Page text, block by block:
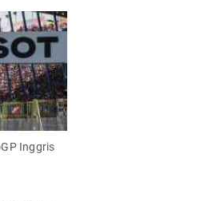
Inggris